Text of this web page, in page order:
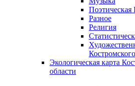
Поэтическая
Разное
Религия
Экологическая карта
области